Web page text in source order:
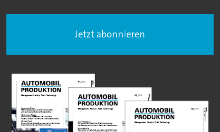
Jetzt abonnieren